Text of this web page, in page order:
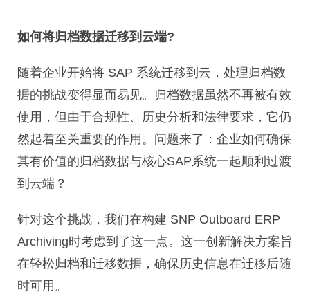
如何将归档数据迁移到云端?
随着企业开始将 SAP 系统迁移到云，处理归档数
据的挑战变得显而易见。归档数据虽然不再被有效
使用，但由于合规性、历史分析和法律要求，它仍
然起着至关重要的作用。问题来了：企业如何确保
其有价值的归档数据与核心SAP系统一起顺利过渡
到云端？
针对这个挑战，我们在构建 SNP Outboard ERP
Archiving时考虑到了这一点。这一创新解决方案旨
在轻松归档和迁移数据，确保历史信息在迁移后随
时可用。